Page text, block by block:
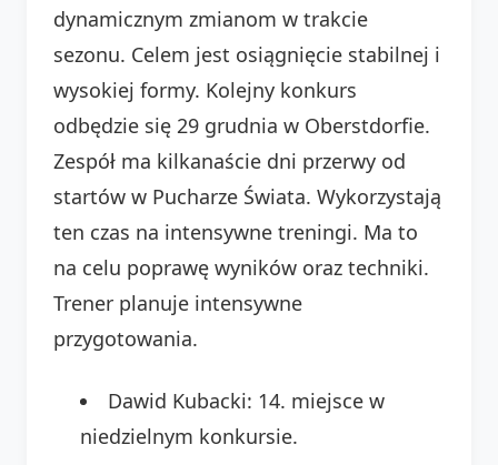
dynamicznym zmianom w trakcie
sezonu. Celem jest osiągnięcie stabilnej i
wysokiej formy. Kolejny konkurs
odbędzie się 29 grudnia w Oberstdorfie.
Zespół ma kilkanaście dni przerwy od
startów w Pucharze Świata. Wykorzystają
ten czas na intensywne treningi. Ma to
na celu poprawę wyników oraz techniki.
Trener planuje intensywne
przygotowania.
Dawid Kubacki: 14. miejsce w
niedzielnym konkursie.